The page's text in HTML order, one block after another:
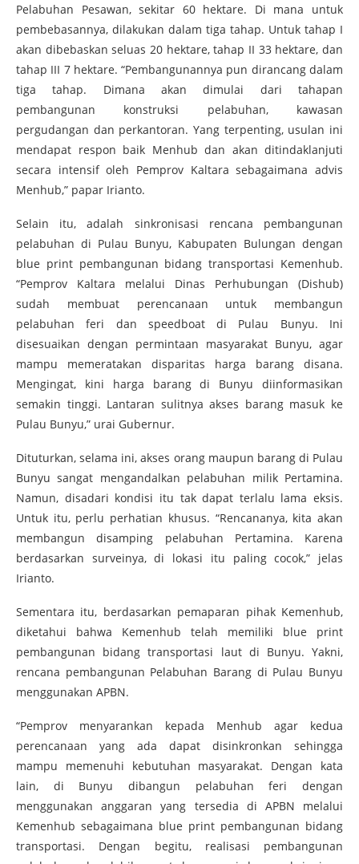
Pelabuhan Pesawan, sekitar 60 hektare. Di mana untuk
pembebasannya, dilakukan dalam tiga tahap. Untuk tahap I
akan dibebaskan seluas 20 hektare, tahap II 33 hektare, dan
tahap III 7 hektare. “Pembangunannya pun dirancang dalam
tiga tahap. Dimana akan dimulai dari tahapan
pembangunan konstruksi pelabuhan, kawasan
pergudangan dan perkantoran. Yang terpenting, usulan ini
mendapat respon baik Menhub dan akan ditindaklanjuti
secara intensif oleh Pemprov Kaltara sebagaimana advis
Menhub,” papar Irianto.
Selain itu, adalah sinkronisasi rencana pembangunan
pelabuhan di Pulau Bunyu, Kabupaten Bulungan dengan
blue print pembangunan bidang transportasi Kemenhub.
“Pemprov Kaltara melalui Dinas Perhubungan (Dishub)
sudah membuat perencanaan untuk membangun
pelabuhan feri dan speedboat di Pulau Bunyu. Ini
disesuaikan dengan permintaan masyarakat Bunyu, agar
mampu memeratakan disparitas harga barang disana.
Mengingat, kini harga barang di Bunyu diinformasikan
semakin tinggi. Lantaran sulitnya akses barang masuk ke
Pulau Bunyu,” urai Gubernur.
Dituturkan, selama ini, akses orang maupun barang di Pulau
Bunyu sangat mengandalkan pelabuhan milik Pertamina.
Namun, disadari kondisi itu tak dapat terlalu lama eksis.
Untuk itu, perlu perhatian khusus. “Rencananya, kita akan
membangun disamping pelabuhan Pertamina. Karena
berdasarkan surveinya, di lokasi itu paling cocok,” jelas
Irianto.
Sementara itu, berdasarkan pemaparan pihak Kemenhub,
diketahui bahwa Kemenhub telah memiliki blue print
pembangunan bidang transportasi laut di Bunyu. Yakni,
rencana pembangunan Pelabuhan Barang di Pulau Bunyu
menggunakan APBN.
“Pemprov menyarankan kepada Menhub agar kedua
perencanaan yang ada dapat disinkronkan sehingga
mampu memenuhi kebutuhan masyarakat. Dengan kata
lain, di Bunyu dibangun pelabuhan feri dengan
menggunakan anggaran yang tersedia di APBN melalui
Kemenhub sebagaimana blue print pembangunan bidang
transportasi. Dengan begitu, realisasi pembangunan